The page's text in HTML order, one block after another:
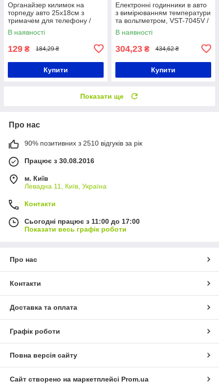
Органайзер килимок на
торпеду авто 25х18см з
тримачем для телефону /
Антиковзкий килимок на
панель приладів
В наявності
129 ₴ 184,29 ₴
Купити
Електронні годинники в авто
з вимірюванням температури
та вольтметром, VST-7045V /
Автомобільні годинники /
Годинники в машину
В наявності
304,23 ₴ 434,62 ₴
Купити
Показати ще
Про нас
90% позитивних з 2510 відгуків за рік
Працює з 30.08.2016
м. Київ
Левадна 11, Київ, Україна
Контакти
Сьогодні працює з 11:00 до 17:00
Показати весь графік роботи
Про нас
Контакти
Доставка та оплата
Графік роботи
Повна версія сайту
Сайт створено на маркетплейсі Prom.ua